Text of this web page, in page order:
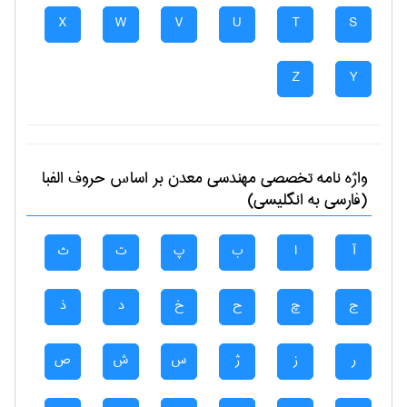
S
T
U
V
W
X
Y
Z
واژه نامه تخصصیمهندسی معدنبر اساس حروف الفبا
(فارسی به انگلیسی)
آ ا ب پ ت ث
ج چ ح خ د ذ
ر ز ژ س ش ص